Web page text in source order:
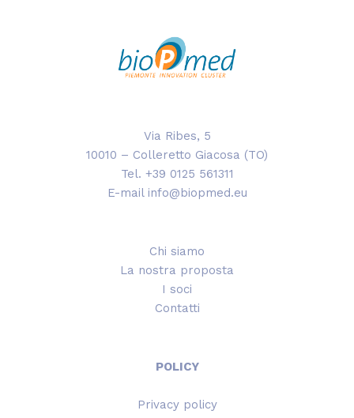
Via Ribes, 5
10010 – Colleretto Giacosa (TO)
Tel. +39 0125 561311
E-mail info@biopmed.eu
Chi siamo
La nostra proposta
I soci
Contatti
POLICY
Privacy policy